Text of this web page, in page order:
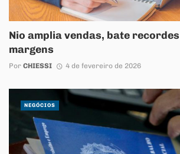
Nio amplia vendas, bate
margens
Por CHIESSI 4 de fevereiro de 2026
NEGÓCIOS